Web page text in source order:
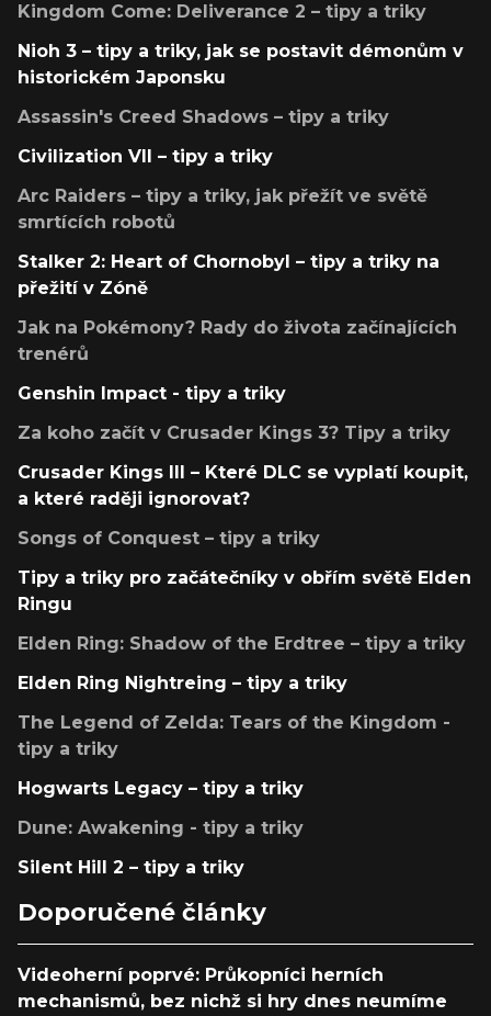
Kingdom Come: Deliverance 2 – tipy a triky
Nioh 3 – tipy a triky, jak se postavit démonům v
historickém Japonsku
Assassin's Creed Shadows – tipy a triky
Civilization VII – tipy a triky
Arc Raiders – tipy a triky, jak přežít ve světě
smrtících robotů
Stalker 2: Heart of Chornobyl – tipy a triky na
přežití v Zóně
Jak na Pokémony? Rady do života začínajících
trenérů
Genshin Impact - tipy a triky
Za koho začít v Crusader Kings 3? Tipy a triky
Crusader Kings III – Které DLC se vyplatí koupit,
a které raději ignorovat?
Songs of Conquest – tipy a triky
Tipy a triky pro začátečníky v obřím světě Elden
Ringu
Elden Ring: Shadow of the Erdtree – tipy a triky
Elden Ring Nightreing – tipy a triky
The Legend of Zelda: Tears of the Kingdom -
tipy a triky
Hogwarts Legacy – tipy a triky
Dune: Awakening - tipy a triky
Silent Hill 2 – tipy a triky
Doporučené články
Videoherní poprvé: Průkopníci herních
mechanismů, bez nichž si hry dnes neumíme